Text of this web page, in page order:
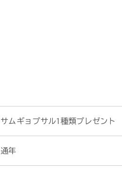
サムギョプサル1種類プレゼント
通年